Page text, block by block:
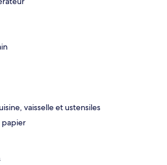
vaisselle et ustensiles
papier